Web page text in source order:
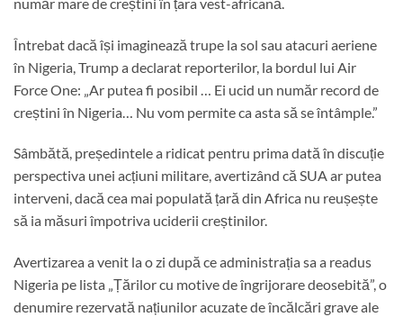
Întrebat dacă își imaginează trupe la sol sau atacuri aeriene
în Nigeria, Trump a declarat reporterilor, la bordul lui Air
Force One: „Ar putea fi posibil … Ei ucid un număr record de
creștini în Nigeria… Nu vom permite ca asta să se întâmple.”
Sâmbătă, președintele a ridicat pentru prima dată în discuție
perspectiva unei acțiuni militare, avertizând că SUA ar putea
interveni, dacă cea mai populată țară din Africa nu reușește
să ia măsuri împotriva uciderii creștinilor.
Avertizarea a venit la o zi după ce administrația sa a readus
Nigeria pe lista „Țărilor cu motive de îngrijorare deosebită”, o
denumire rezervată națiunilor acuzate de încălcări grave ale